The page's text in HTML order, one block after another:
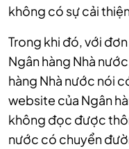
không có sự cải
Trong khi đó, với
Ngân hàng Nhà
hàng Nhà nước nói
website của Ngân
không đọc được
nước có chuyển